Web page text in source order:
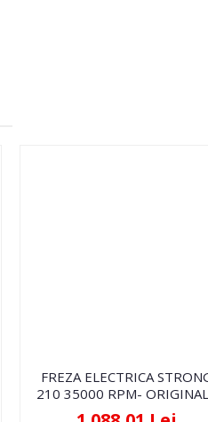
FREZA ELECTRICA
210 35000 RPM-